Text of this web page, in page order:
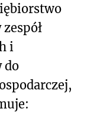
i
do